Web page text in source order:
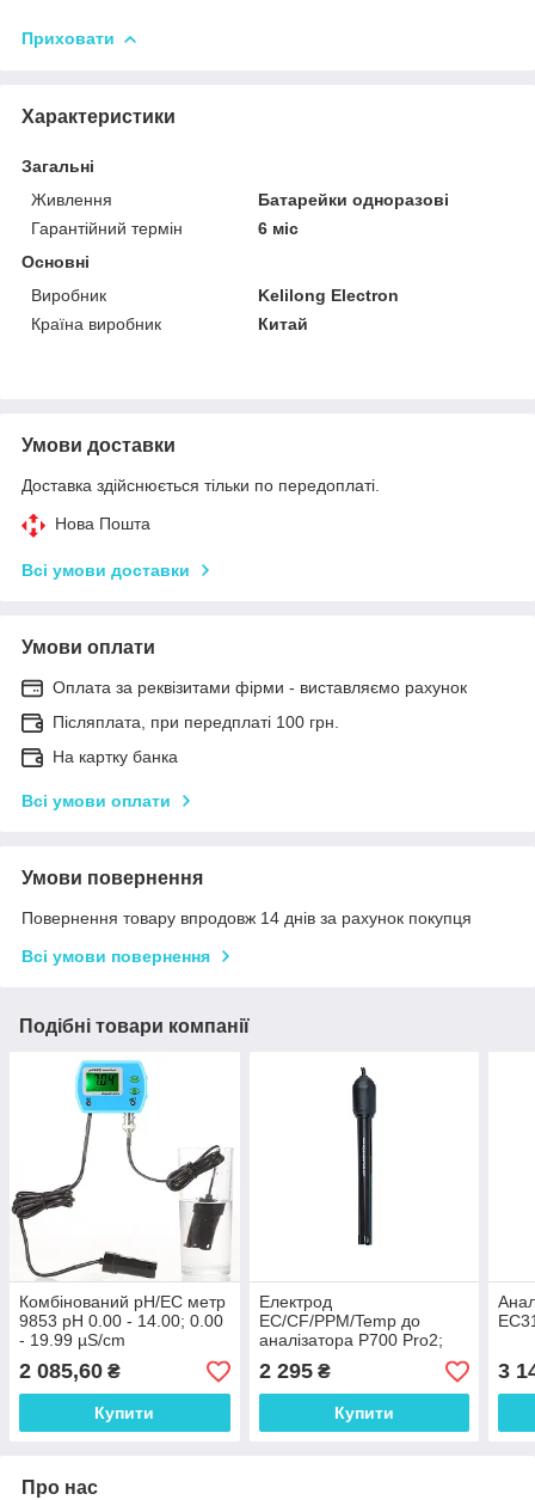
Приховати
Характеристики
Загальні
Живлення
Батарейки одноразові
Гарантійний термін
6 міс
Основні
Виробник
Kelilong Electron
Країна виробник
Китай
Умови доставки
Доставка здійснюється тільки по передоплаті.
Нова Пошта
Всі умови доставки
Умови оплати
Оплата за реквізитами фірми - виставляємо рахунок
Післяплата, при передплаті 100 грн.
На картку банка
Всі умови оплати
Умови повернення
Повернення товару впродовж 14 днів за рахунок покупця
Всі умови повернення
Подібні товари компанії
Комбінований pH/EC метр
9853 pH 0.00 - 14.00; 0.00
- 19.99 µS/cm
2 085,60 ₴
Купити
Електрод
EC/CF/PPM/Temp до
аналізатора P700 Pro2;
0,0 - 19,9мСм/см; 0,0 -
199CF, 0 - 1999PPM, Aqua
Master Tools
2 295₴
Купити
3
Про нас